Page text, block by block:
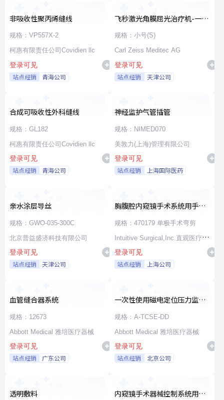
非吸收性聚丙烯缝线
规格：VP557X-2
柯惠有限责任公司Covidien llc
登录可见
站点经销 青海公司
飞秒激光角膜屈光治疗机-一次
性使用无菌治疗包
规格：小号(S)
Carl Zeiss Meditec AG
登录可见
站点经销 天津公司
合成可吸收性外科缝线
规格：GL182
柯惠有限责任公司Covidien llc
登录可见
站点经销 青海公司
神经监护气管插管
规格：NIMED070
美敦力(上海)管理有限公司
登录可见
站点经销 上海国际医药
亲水涂层导丝
规格：GWO-035-300C
北京普益盛济科技有限公司
登录可见
站点经销 天津公司
胸腹腔内窥镜手术系统用手术
器械
规格：470179 单极手术弯剪
Intuitive Surgical,Inc.直观医疗公
司
登录可见
站点经销 上海公司
血管缝合器系统
规格：12673
Abbott Medical 雅培医疗器械
登录可见
站点经销 广东公司
一次性使用磁电定位压力监测
消融导管
规格：A-TCSE-DD
Abbott Medical 雅培医疗器械
登录可见
站点经销 北京公司
透明敷料
内窥镜手术器械控制系统用无